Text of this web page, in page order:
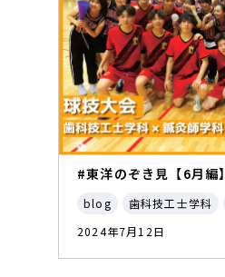
#東洋のぞき見【6月編】
blog 歯科技工士学科
2024年7月12日